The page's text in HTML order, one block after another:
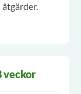
veckor